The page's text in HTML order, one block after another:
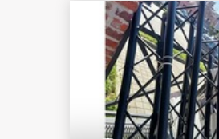
: 500 kg par palan
Classement D8+
m/min 20 m de
palan Commande
Double frei...